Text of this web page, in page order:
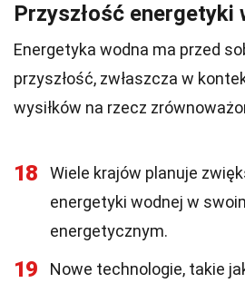
Przyszłość energetyki
Energetyka wodna ma przed
przyszłość, zwłaszcza w
wysiłków na rzecz
18
Wiele krajów planuje
energetyki wodnej w
energetycznym.
19
Nowe technologie, takie